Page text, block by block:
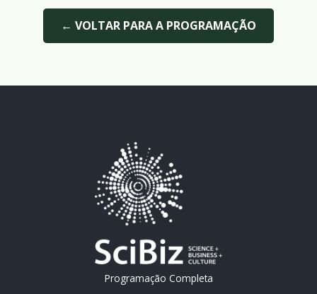
← VOLTAR PARA A PROGRAMAÇÃO
Programação Completa